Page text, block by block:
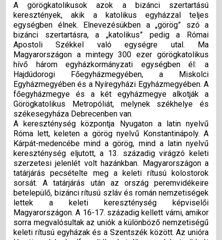
A görögkatolikusok azok a bizánci szertartású
keresztények, akik a katolikus egyházzal teljes
egységben élnek. Elnevezésükben a „görög” szó a
bizánci szertartásra, a „katolikus” pedig a Római
Apostoli Székkel való egységre utal. Ma
Magyarországon a mintegy 300 ezer görögkatolikus
hívő három egyházkormányzati egységben él: a
Hajdúdorogi Főegyházmegyében, a Miskolci
Egyházmegyében és a Nyíregyházi Egyházmegyében. A
főegyházmegye és a két egyházmegye alkotják a
Görögkatolikus Metropóliát, melynek székhelye és
székesegyháza Debrecenben van.
A kereszténység központja Nyugaton a latin nyelvű
Róma lett, keleten a görög nyelvű Konstantinápoly. A
Kárpát-medencébe mind a görög, mind a latin nyelvű
kereszténység eljutott, a 13. századig virágzó keleti
szerzetesi jelenlét volt hazánkban. Magyarországon a
tatárjárás pecsételte meg a keleti rítusú kolostorok
sorsát. A tatárjárás után az ország peremvidékeire
betelepülő, bizánci rítusú szláv és román nemzetiségek
lettek a keleti kereszténység képviselői
Magyarországon. A 16-17. századig kellett várni, amikor
sorra megvalósultak az uniók a különböző nemzetiségű
keleti rítusú egyházak és a Szentszék között. Az unióra